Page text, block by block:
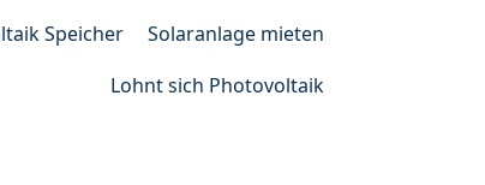
Speicher
Solaranlage mieten
Lohnt sich Photovoltaik